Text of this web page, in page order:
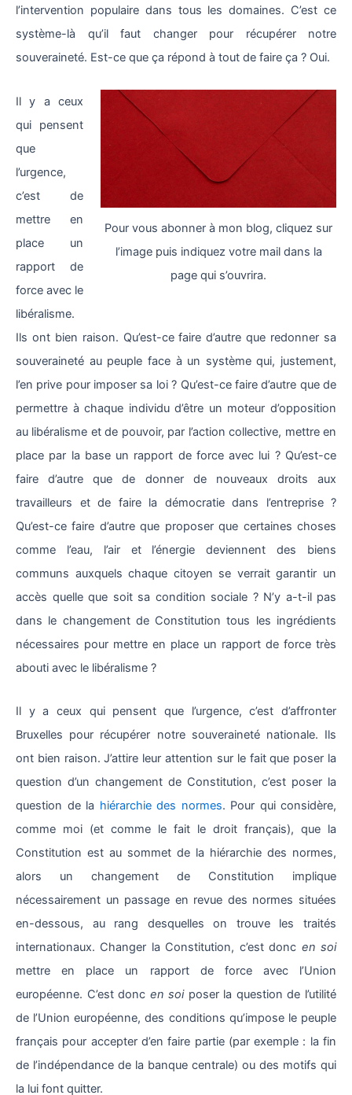
l’intervention populaire dans tous les domaines. C’est ce
système-là qu’il faut changer pour récupérer notre
souveraineté. Est-ce que ça répond à tout de faire ça ? Oui.
Pour vous abonner à mon blog, cliquez sur
l’image puis indiquez votre mail dans la
page qui s’ouvrira.
Il y a ceux
qui pensent
que
l’urgence,
c’est de
mettre en
place un
rapport de
force avec le
libéralisme.
Ils ont bien raison. Qu’est-ce faire d’autre que redonner sa
souveraineté au peuple face à un système qui, justement,
l’en prive pour imposer sa loi ? Qu’est-ce faire d’autre que de
permettre à chaque individu d’être un moteur d’opposition
au libéralisme et de pouvoir, par l’action collective, mettre en
place par la base un rapport de force avec lui ? Qu’est-ce
faire d’autre que de donner de nouveaux droits aux
travailleurs et de faire la démocratie dans l’entreprise ?
Qu’est-ce faire d’autre que proposer que certaines choses
comme l’eau, l’air et l’énergie deviennent des biens
communs auxquels chaque citoyen se verrait garantir un
accès quelle que soit sa condition sociale ? N’y a-t-il pas
dans le changement de Constitution tous les ingrédients
nécessaires pour mettre en place un rapport de force très
abouti avec le libéralisme ?
Il y a ceux qui pensent que l’urgence, c’est d’affronter
Bruxelles pour récupérer notre souveraineté nationale. Ils
ont bien raison. J’attire leur attention sur le fait que poser la
question d’un changement de Constitution, c’est poser la
question de la hiérarchie des normes. Pour qui considère,
comme moi (et comme le fait le droit français), que la
Constitution est au sommet de la hiérarchie des normes,
alors un changement de Constitution implique
nécessairement un passage en revue des normes situées
en-dessous, au rang desquelles on trouve les traités
internationaux. Changer la Constitution, c’est donc en soi
mettre en place un rapport de force avec l’Union
européenne. C’est donc en soiposer la question de l’utilité
de l’Union européenne, des conditions qu’impose le peuple
français pour accepter d’en faire partie (par exemple : la fin
de l’indépendance de la banque centrale) ou des motifs qui
la lui font quitter.